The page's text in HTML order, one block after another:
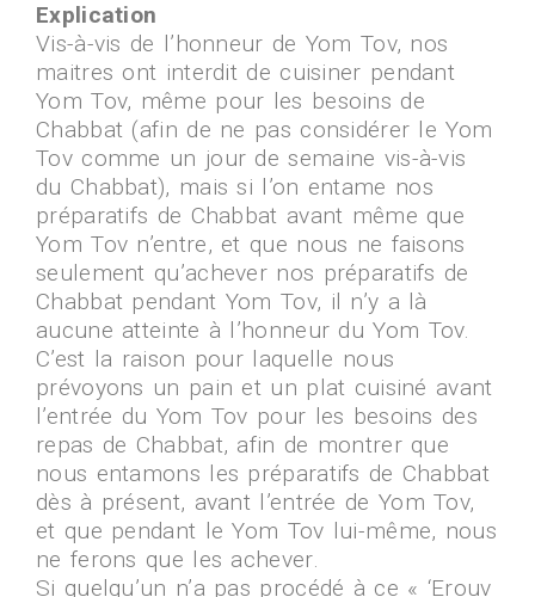
Explication
Vis-à-vis de l’honneur de Yom Tov, nos
maitres ont interdit de cuisiner pendant
Yom Tov, même pour les besoins de
Chabbat (afin de ne pas considérer le Yom
Tov comme un jour de semaine vis-à-vis
du Chabbat), mais si l’on entame nos
préparatifs de Chabbat avant même que
Yom Tov n’entre, et que nous ne faisons
seulement qu’achever nos préparatifs de
Chabbat pendant Yom Tov, il n’y a là
aucune atteinte à l’honneur du Yom Tov.
C’est la raison pour laquelle nous
prévoyons un pain et un plat cuisiné avant
l’entrée du Yom Tov pour les besoins des
repas de Chabbat, afin de montrer que
nous entamons les préparatifs de Chabbat
dès à présent, avant l’entrée de Yom Tov,
et que pendant le Yom Tov lui-même, nous
ne ferons que les achever.
Si quelqu’un n’a pas procédé à ce « ‘Erouv